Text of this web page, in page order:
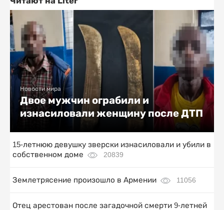
Новости мира
Двое мужчин ограбили и
изнасиловали женщину после ДТП
15-летнюю девушку зверски изнасиловали и убили в
собственном доме
20839
Землетрясение произошло в Армении 11056
Отец арестован после загадочной смерти 9-летней